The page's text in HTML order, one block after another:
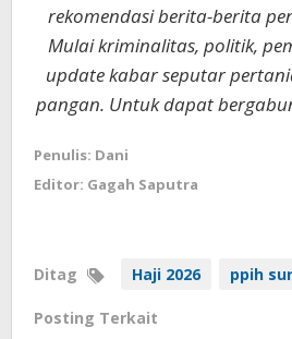
rekomendasi berita-berita
Mulai kriminalitas, politik,
update kabar seputar
pangan. Untuk dapat
Penulis: Dani
Editor: Gagah Saputra
Ditag Haji 2026 ppih
Posting Terkait